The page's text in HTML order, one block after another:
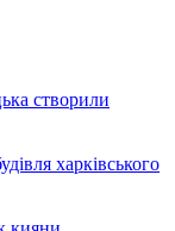
з давніх